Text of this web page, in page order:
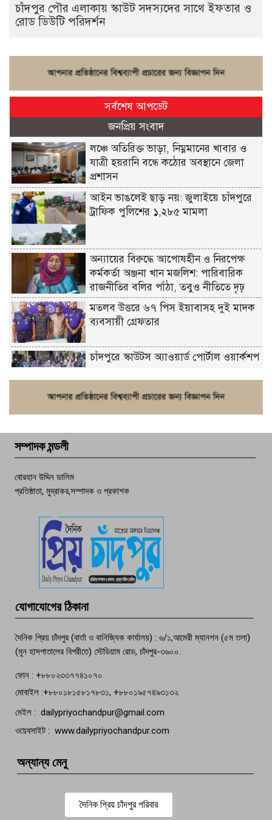
চাঁদপুর পৌর এলাকায় স্কাউট সদস্যদের সাথে ইফতার ও
রোড ডিউটি পরিদর্শন
সর্বশেষ আপডেট
জনপ্রিয় সংবাদ
লঞ্চে অতিরিক্ত ভাড়া, নিম্নমানের খাবার ও
যাত্রী হয়রানি বন্ধে কঠোর অবস্থানে জেলা
প্রশাসন
আইন ভাঙলেই ছাড় নয়: জুলাইয়ে চাঁদপুরে
ট্রাফিক পুলিশের ১,২৮৫ মামলা
অন্যায়ের বিরুদ্ধে আপোষহীন ও নিরপেক্ষ
কর্মকর্তা অঞ্জনা খান মজলিশ: পারিবারিক
রাজনীতির বলির পাঁঠা, তবুও নীতিতে দৃঢ়
মতলব উত্তরে ৬৭ পিস ইয়াবাসহ দুই মাদক
ব্যবসায়ী গ্রেফতার
চাঁদপুরে স্কাউটস অ্যাওয়ার্ড পোর্টাল ওয়ার্কশপ
পচা দুর্গন্ধে ৯৯৯-এ ফোন, ফরিদগঞ্জে
তরুণের অর্ধগলিত লাশ উদ্ধার
বেঁচে নেই, বিভিন্ন সংগঠনের শোক
সম্পাদক মন্ডলী
বোরহান উদ্দিন ডালিম
প্রতিষ্ঠাতা, মুদ্রাকর,সম্পাদক ও প্রকাশক
যোগাযোগের ঠিকানা
দৈনিক প্রিয় চাঁদপুর (বার্তা ও বানিজ্যিক কার্যালয়) : ৬/১,আমেরী ম্যানশন (৫ম তলা)
(মুন হাসপাতালের বিপরীতে) স্টেডিয়াম রোড, চাঁদপুর-৩৬০০.
ফোন : +৮৮০২৩৩৭৭৪১০৭০
মোবাইল :+৮৮০১৮১৫৮১৭৮৩১, +৮৮০১৯৫৭৪৯৩১৩২
মেইল : dailypriyochandpur@gmail.com
ওয়েবসাইট : www.dailypriyochandpur.com
অন্যান্য মেনু
দৈনিক প্রিয় চাঁদপুর পরিবার